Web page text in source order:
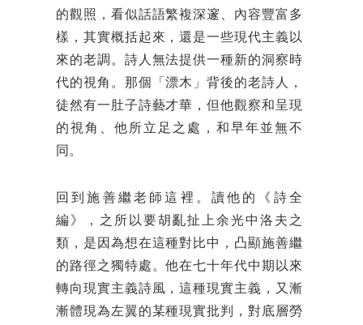
的觀照，看似話語繁複深邃、內容豐富多
樣，其實概括起來，還是一些現代主義以
來的老調。詩人無法提供一種新的洞察時
代的視角。那個「漂木」背後的老詩人，
徒然有一肚子詩藝才華，但他觀察和呈現
的視角、他所立足之處，和早年並無不
同。
回到施善繼老師這裡。讀他的《詩全
編》，之所以要胡亂扯上余光中洛夫之
類，是因為想在這種對比中，凸顯施善繼
的路徑之獨特處。他在七十年代中期以來
轉向現實主義詩風，這種現實主義，又漸
漸體現為左翼的某種現實批判，對底層勞